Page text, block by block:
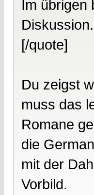
Im übrigen
Diskussion.
[/quote]
Du zeigst
muss das
Romane
die
mit der
Vorbild.